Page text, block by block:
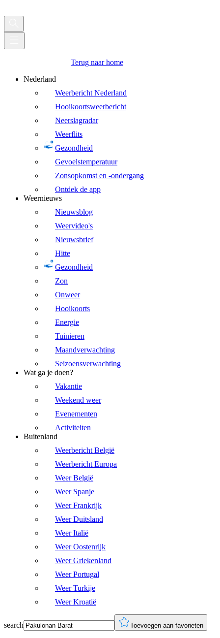
Terug naar home
Nederland
Weerbericht Nederland
Hooikoortsweerbericht
Neerslagradar
Weerflits
Gezondheid
Gevoelstemperatuur
Zonsopkomst en -ondergang
Ontdek de app
Weernieuws
Nieuwsblog
Weervideo's
Nieuwsbrief
Hitte
Gezondheid
Zon
Onweer
Hooikoorts
Energie
Tuinieren
Maandverwachting
Seizoensverwachting
Wat ga je doen?
Vakantie
Weekend weer
Evenementen
Activiteiten
Buitenland
Weerbericht België
Weerbericht Europa
Weer België
Weer Spanje
Weer Frankrijk
Weer Duitsland
Weer Italië
Weer Oostenrijk
Weer Griekenland
Weer Portugal
Weer Turkije
Weer Kroatië
search Toevoegen aan favorieten